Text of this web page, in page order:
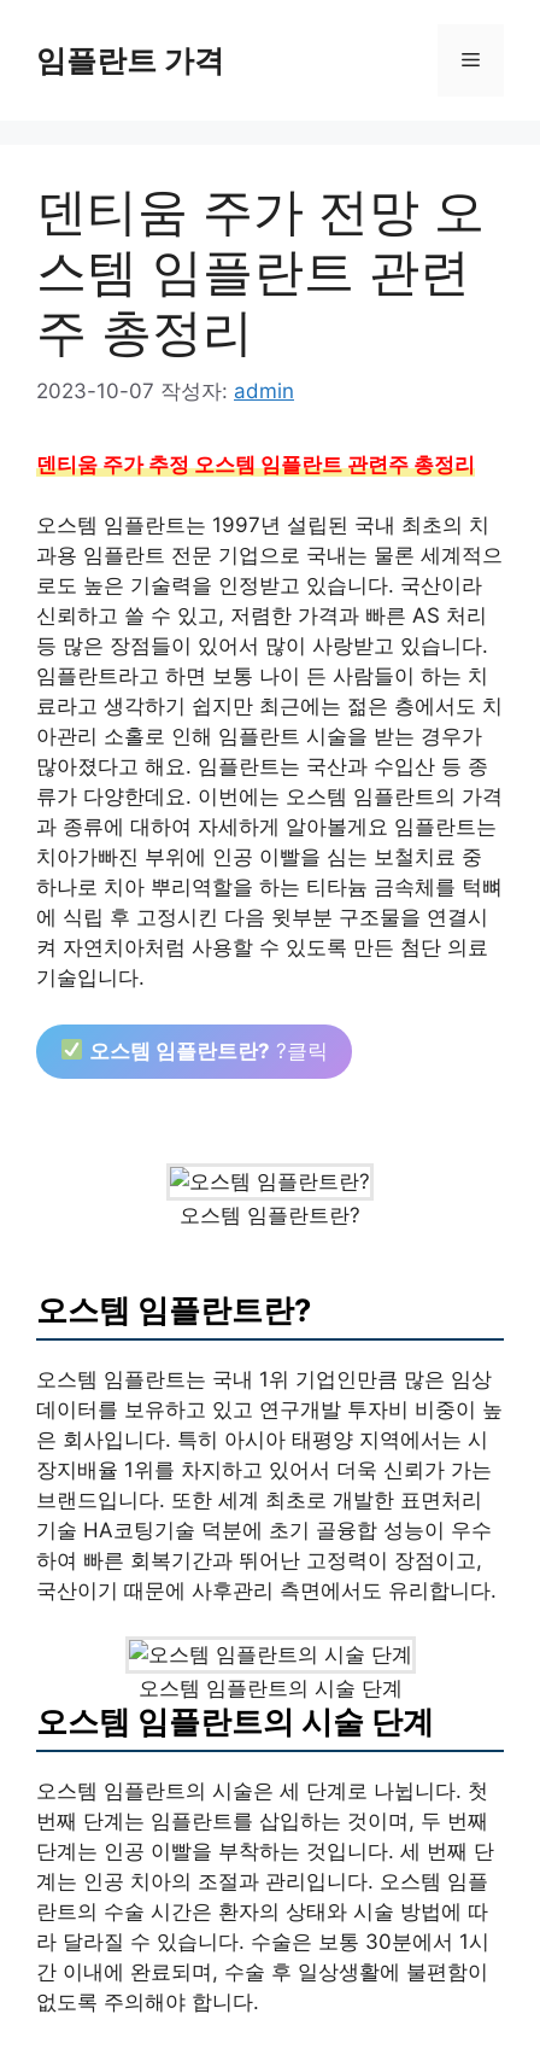
임플란트 가격 메
덴티움 주가 전망 오
스템 임플란트 관련
주 총정리
2023-10-07 작성자: admin
덴티움 주가 추정 오스템 임플란트 관련주 총정리
오스템 임플란트는 1997년 설립된 국내 최초의 치
과용 임플란트 전문 기업으로 국내는 물론 세계적으
로도 높은 기술력을 인정받고 있습니다. 국산이라
신뢰하고 쓸 수 있고, 저렴한 가격과 빠른 AS 처리
등 많은 장점들이 있어서 많이 사랑받고 있습니다.
임플란트라고 하면 보통 나이 든 사람들이 하는 치
료라고 생각하기 쉽지만 최근에는 젊은 층에서도 치
아관리 소홀로 인해 임플란트 시술을 받는 경우가
많아졌다고 해요. 임플란트는 국산과 수입산 등 종
류가 다양한데요. 이번에는 오스템 임플란트의 가격
과 종류에 대하여 자세하게 알아볼게요 임플란트는
치아가빠진 부위에 인공 이빨을 심는 보철치료 중
하나로 치아 뿌리역할을 하는 티타늄 금속체를 턱뼈
에 식립 후 고정시킨 다음 윗부분 구조물을 연결시
켜 자연치아처럼 사용할 수 있도록 만든 첨단 의료
기술입니다.
오스템 임플란트란? ?클릭
오스템 임플란트란?
오스템 임플란트란?
오스템 임플란트는 국내 1위 기업인만큼 많은 임상
데이터를 보유하고 있고 연구개발 투자비 비중이 높
은 회사입니다. 특히 아시아 태평양 지역에서는 시
장지배율 1위를 차지하고 있어서 더욱 신뢰가 가는
브랜드입니다. 또한 세계 최초로 개발한 표면처리
기술 HA코팅기술 덕분에 초기 골융합 성능이 우수
하여 빠른 회복기간과 뛰어난 고정력이 장점이고,
국산이기 때문에 사후관리 측면에서도 유리합니다.
오스템 임플란트의 시술 단계
오스템 임플란트의 시술 단계
오스템 임플란트의 시술은 세 단계로 나뉩니다. 첫
번째 단계는 임플란트를 삽입하는 것이며, 두 번째
단계는 인공 이빨을 부착하는 것입니다. 세 번째 단
계는 인공 치아의 조절과 관리입니다. 오스템 임플
란트의 수술 시간은 환자의 상태와 시술 방법에 따
라 달라질 수 있습니다. 수술은 보통 30분에서 1시
간 이내에 완료되며, 수술 후 일상생활에 불편함이
없도록 주의해야 합니다.